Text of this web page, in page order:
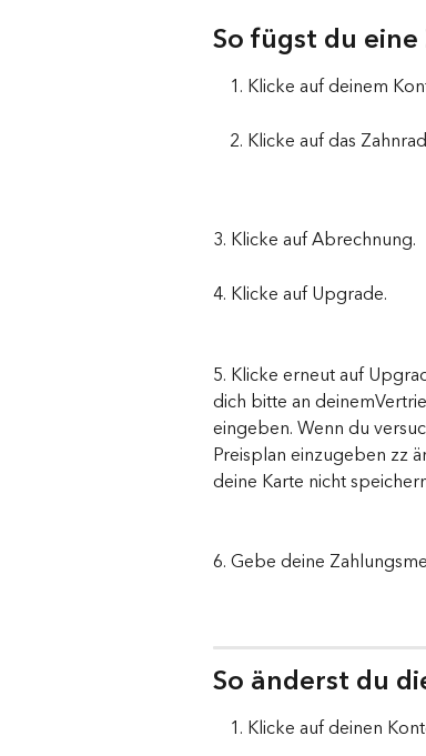
So fügst du
Klicke auf deinem
Klicke auf das
3. Klicke auf Abrechnung.
4. Klicke auf Upgrade.
5. Klicke erneut auf
dich bitte an
eingeben. Wenn du
Preisplan einzugeben zz
deine Karte nicht
6. Gebe deine
So änderst du
Klicke auf deinen